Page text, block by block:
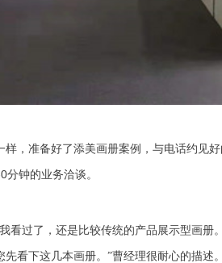
，准备好了添美画册案例，与电话约见好
钟的业务洽谈。
看过了，还是比较传统的产品展示型画
看下这几本画册。”曹经理很耐心的描述。